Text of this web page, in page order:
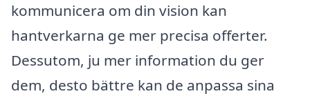
kommunicera om din vision kan
hantverkarna ge mer precisa offerter.
Dessutom, ju mer information du ger
dem, desto bättre kan de anpassa sina